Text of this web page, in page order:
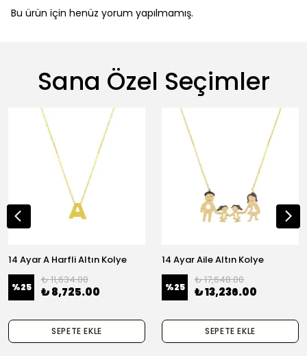
Bu ürün için henüz yorum yapılmamış.
Sana Özel Seçimler
14 Ayar A Harfli Altın Kolye
%25
₺ 11,634.00
₺ 8,725.00
SEPETE EKLE
14 Ayar Aile Altın Kolye
%25
₺ 17,648.00
₺ 13,236.00
SEPETE EKLE